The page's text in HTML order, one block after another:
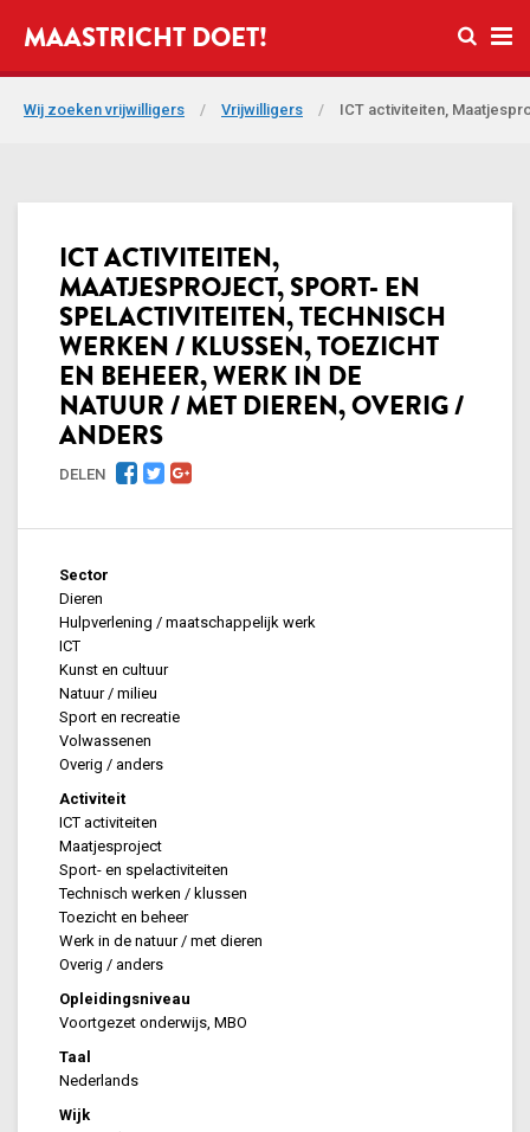
Open
MAASTRICHT DOET!
Wij zoeken vrijwilligers / Vrijwilligers / ICT activiteiten,
ICT ACTIVITEITEN,
MAATJESPROJECT, SPORT- EN
SPELACTIVITEITEN, TECHNISCH
WERKEN / KLUSSEN, TOEZICHT
EN BEHEER, WERK IN DE
NATUUR / MET DIEREN, OVERIG /
ANDERS
DELEN
Sector
Dieren
Hulpverlening / maatschappelijk werk
ICT
Kunst en cultuur
Natuur / milieu
Sport en recreatie
Volwassenen
Overig / anders
Activiteit
ICT activiteiten
Maatjesproject
Sport- en spelactiviteiten
Technisch werken / klussen
Toezicht en beheer
Werk in de natuur / met dieren
Overig / anders
Opleidingsniveau
Voortgezet onderwijs, MBO
Taal
Nederlands
Wijk